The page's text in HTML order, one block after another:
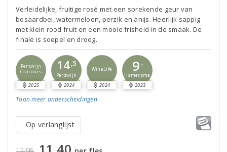
Verleidelijke, fruitige rosé met een sprekende geur van
bosaardbei, watermeloen, perzik en anijs. Heerlijk sappig
met klein rood fruit en een mooie frisheid in de smaak. De
finale is soepel en droog.
Perswijn
Concours
2025
14,5
Perswijn
2024
WineLife
2024
9-
Hamersma
2023
Toon meer onderscheidingen
Op verlanglijst